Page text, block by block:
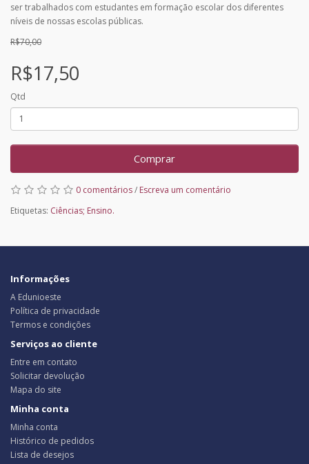
ser trabalhados com estudantes em formação escolar dos diferentes
níveis de nossas escolas públicas.
R$70,00
R$17,50
Qtd
Comprar
0 comentários/ Escreva um comentário
Etiquetas: Ciências; Ensino.
Informações
A Edunioeste
Política de privacidade
Termos e condições
Serviços ao cliente
Entre em contato
Solicitar devolução
Mapa do site
Minha conta
Minha conta
Histórico de pedidos
Lista de desejos